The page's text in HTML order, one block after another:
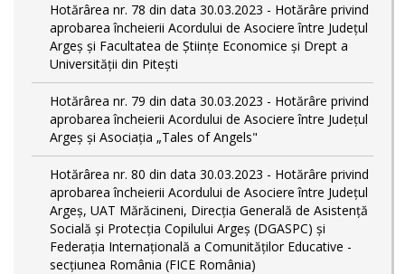
Hotărârea nr. 78 din data 30.03.2023 - Hotărâre privind
aprobarea încheierii Acordului de Asociere între Județul
Argeș și Facultatea de Științe Economice și Drept a
Universității din Pitești
Hotărârea nr. 79 din data 30.03.2023 - Hotărâre privind
aprobarea încheierii Acordului de Asociere între Județul
Argeș și Asociația „Tales of Angels"
Hotărârea nr. 80 din data 30.03.2023 - Hotărâre privind
aprobarea încheierii Acordului de Asociere între Județul
Argeș, UAT Mărăcineni, Direcția Generală de Asistență
Socială și Protecția Copilului Argeș (DGASPC) și
Federația Internațională a Comunităților Educative -
secțiunea România (FICE România)